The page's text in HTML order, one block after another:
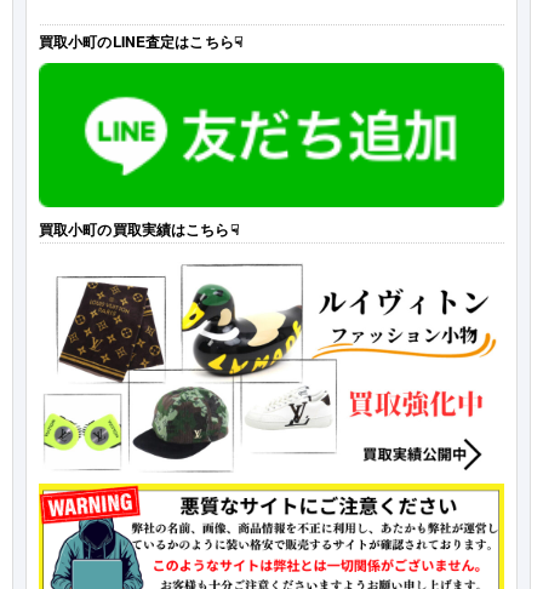
買取小町のLINE査定はこちら☟
買取小町の買取実績はこちら☟